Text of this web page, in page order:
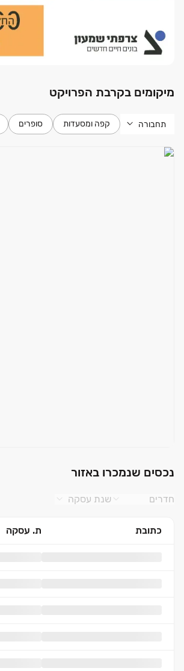
מיקומים בקרבת הפרויקט
תחבורה קפה ומסעדות סופרים
נכסים שנמכרו באזור
חדרים שנת עסקה
כתובת ת. עסקה